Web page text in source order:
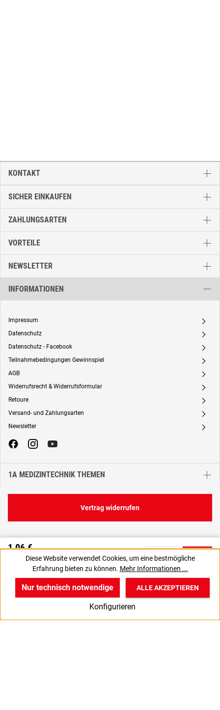
1,06 €
0,89 € zzgl. MwSt., | zzgl. Versand C
SICHER EINKAUFEN
ZAHLUNGSARTEN
VORTEILE
NEWSLETTER
INFORMATIONEN
Impressum A
Datenschutz A
Datenschutz - Facebook A
Teilnahmebedingungen Gewinnspiel A
AGB A
Widerrufsrecht & Widerrufsformular A
Retoure A
Versand- und Zahlungsarten A
Newsletter A
1A MEDIZINTECHNIK THEMEN
KONTAKT
Vertrag widerrufen
Diese Website verwendet Cookies, um eine bestmögliche
Erfahrung bieten zu können. Mehr Informationen ...
Nur technisch notwendige
Konfigurieren
ALLE AKZEPTIEREN
v
Produkte
B